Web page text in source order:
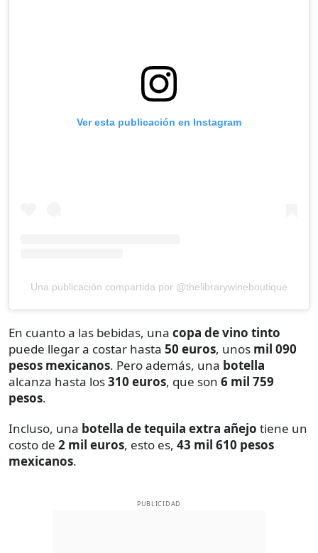
Ver esta publicación en Instagram
Una publicación compartida por @thelibrarywineboutique
En cuanto a las bebidas, una copa de vino tinto
puede llegar a costar hasta 50 euros, unos mil 090
pesos mexicanos. Pero además, una botella
alcanza hasta los310 euros, que son 6 mil 759
pesos.
Incluso, una botella de tequila extra añejo tiene un
costo de 2 mil euros, esto es, 43 mil 610 pesos
mexicanos.
PUBLICIDAD